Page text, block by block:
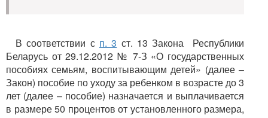
В соответствии с п. 3 ст. 13 Закона Республики
Беларусь от 29.12.2012 № 7-З «О государственных
пособиях семьям, воспитывающим детей» (далее –
Закон) пособие по уходу за ребенком в возрасте до 3
лет (далее – пособие) назначается и выплачивается
в размере 50 процентов от установленного размера,